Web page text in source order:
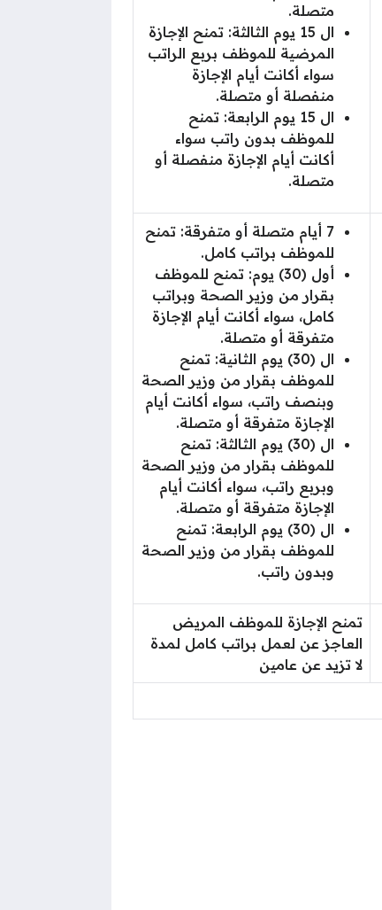
متصلة.
ال 15 يوم الثالثة: تمنح الإجازة
المرضية للموظف بربع الراتب
سواء أكانت أيام الإجازة
منفصلة أو متصلة.
ال 15 يوم الرابعة: تمنح
للموظف بدون راتب سواء
أكانت أيام الإجازة منفصلة أو
متصلة.
7 أيام متصلة أو متفرقة: تمنح
للموظف براتب كامل.
أول (30) يوم: تمنح للموظف
بقرار من وزير الصحة وبراتب
كامل، سواء أكانت أيام الإجازة
متفرقة أو متصلة.
ال (30) يوم الثانية: تمنح
للموظف بقرار من وزير الصحة
وبنصف راتب، سواء أكانت أيام
الإجازة متفرقة أو متصلة.
ال (30) يوم الثالثة: تمنح
للموظف بقرار من وزير الصحة
وبربع راتب، سواء أكانت أيام
الإجازة متفرقة أو متصلة.
ال (30) يوم الرابعة: تمنح
للموظف بقرار من وزير الصحة
وبدون راتب.
تمنح الإجازة للموظف المريض
العاجز عن لعمل براتب كامل لمدة
لا تزيد عن عامين